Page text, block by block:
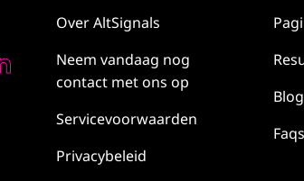
OverAltSignals
Neem vandaag nog
contact met ons op
Servicevoorwaarden
Privacybeleid
Blog